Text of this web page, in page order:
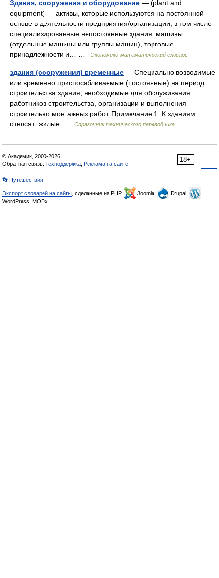
Здания, сооружения и оборудование — (plant and
equipment) — активы, которые используются на постоянной
основе в деятельности предприятия/организации, в том числе
специализированные непостоянные здания; машины
(отдельные машины или группы машин), торговые
принадлежности и… …
Экономико-математический словарь
здания (сооружения) временные — Специально возводимые
или временно приспосабливаемые (постоянные) на период
строительства здания, необходимые для обслуживания
работников строительства, организации и выполнения
строительно монтажных работ. Примечание 1. К зданиям
относят: жилые …
Справочник технического переводчика
18+
© Академик, 2000-2026
Обратная связь: Техподдержка Реклама на сайте
👣 Путешествия
Экспорт словарей на сайты , сделанные на PHP, Joomla,
Drupal,
WordPress, MODx.